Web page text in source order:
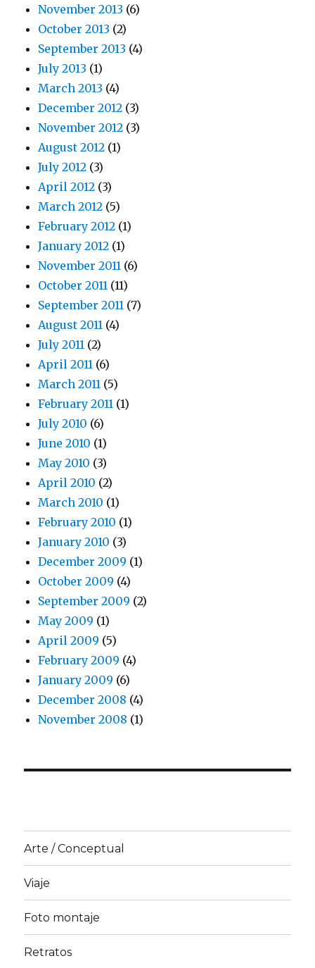
November 2013 (6)
October 2013 (2)
September 2013 (4)
July 2013 (1)
March 2013 (4)
December 2012 (3)
November 2012 (3)
August 2012 (1)
July 2012 (3)
April 2012 (3)
March 2012 (5)
February 2012 (1)
January 2012 (1)
November 2011 (6)
October 2011 (11)
September 2011 (7)
August 2011 (4)
July 2011 (2)
April 2011 (6)
March 2011 (5)
February 2011 (1)
July 2010 (6)
June 2010 (1)
May 2010 (3)
April 2010 (2)
March 2010 (1)
February 2010 (1)
January 2010 (3)
December 2009 (1)
October 2009 (4)
September 2009 (2)
May 2009 (1)
April 2009 (5)
February 2009 (4)
January 2009 (6)
December 2008 (4)
November 2008 (1)
Arte / Conceptual
Viaje
Foto montaje
Retratos